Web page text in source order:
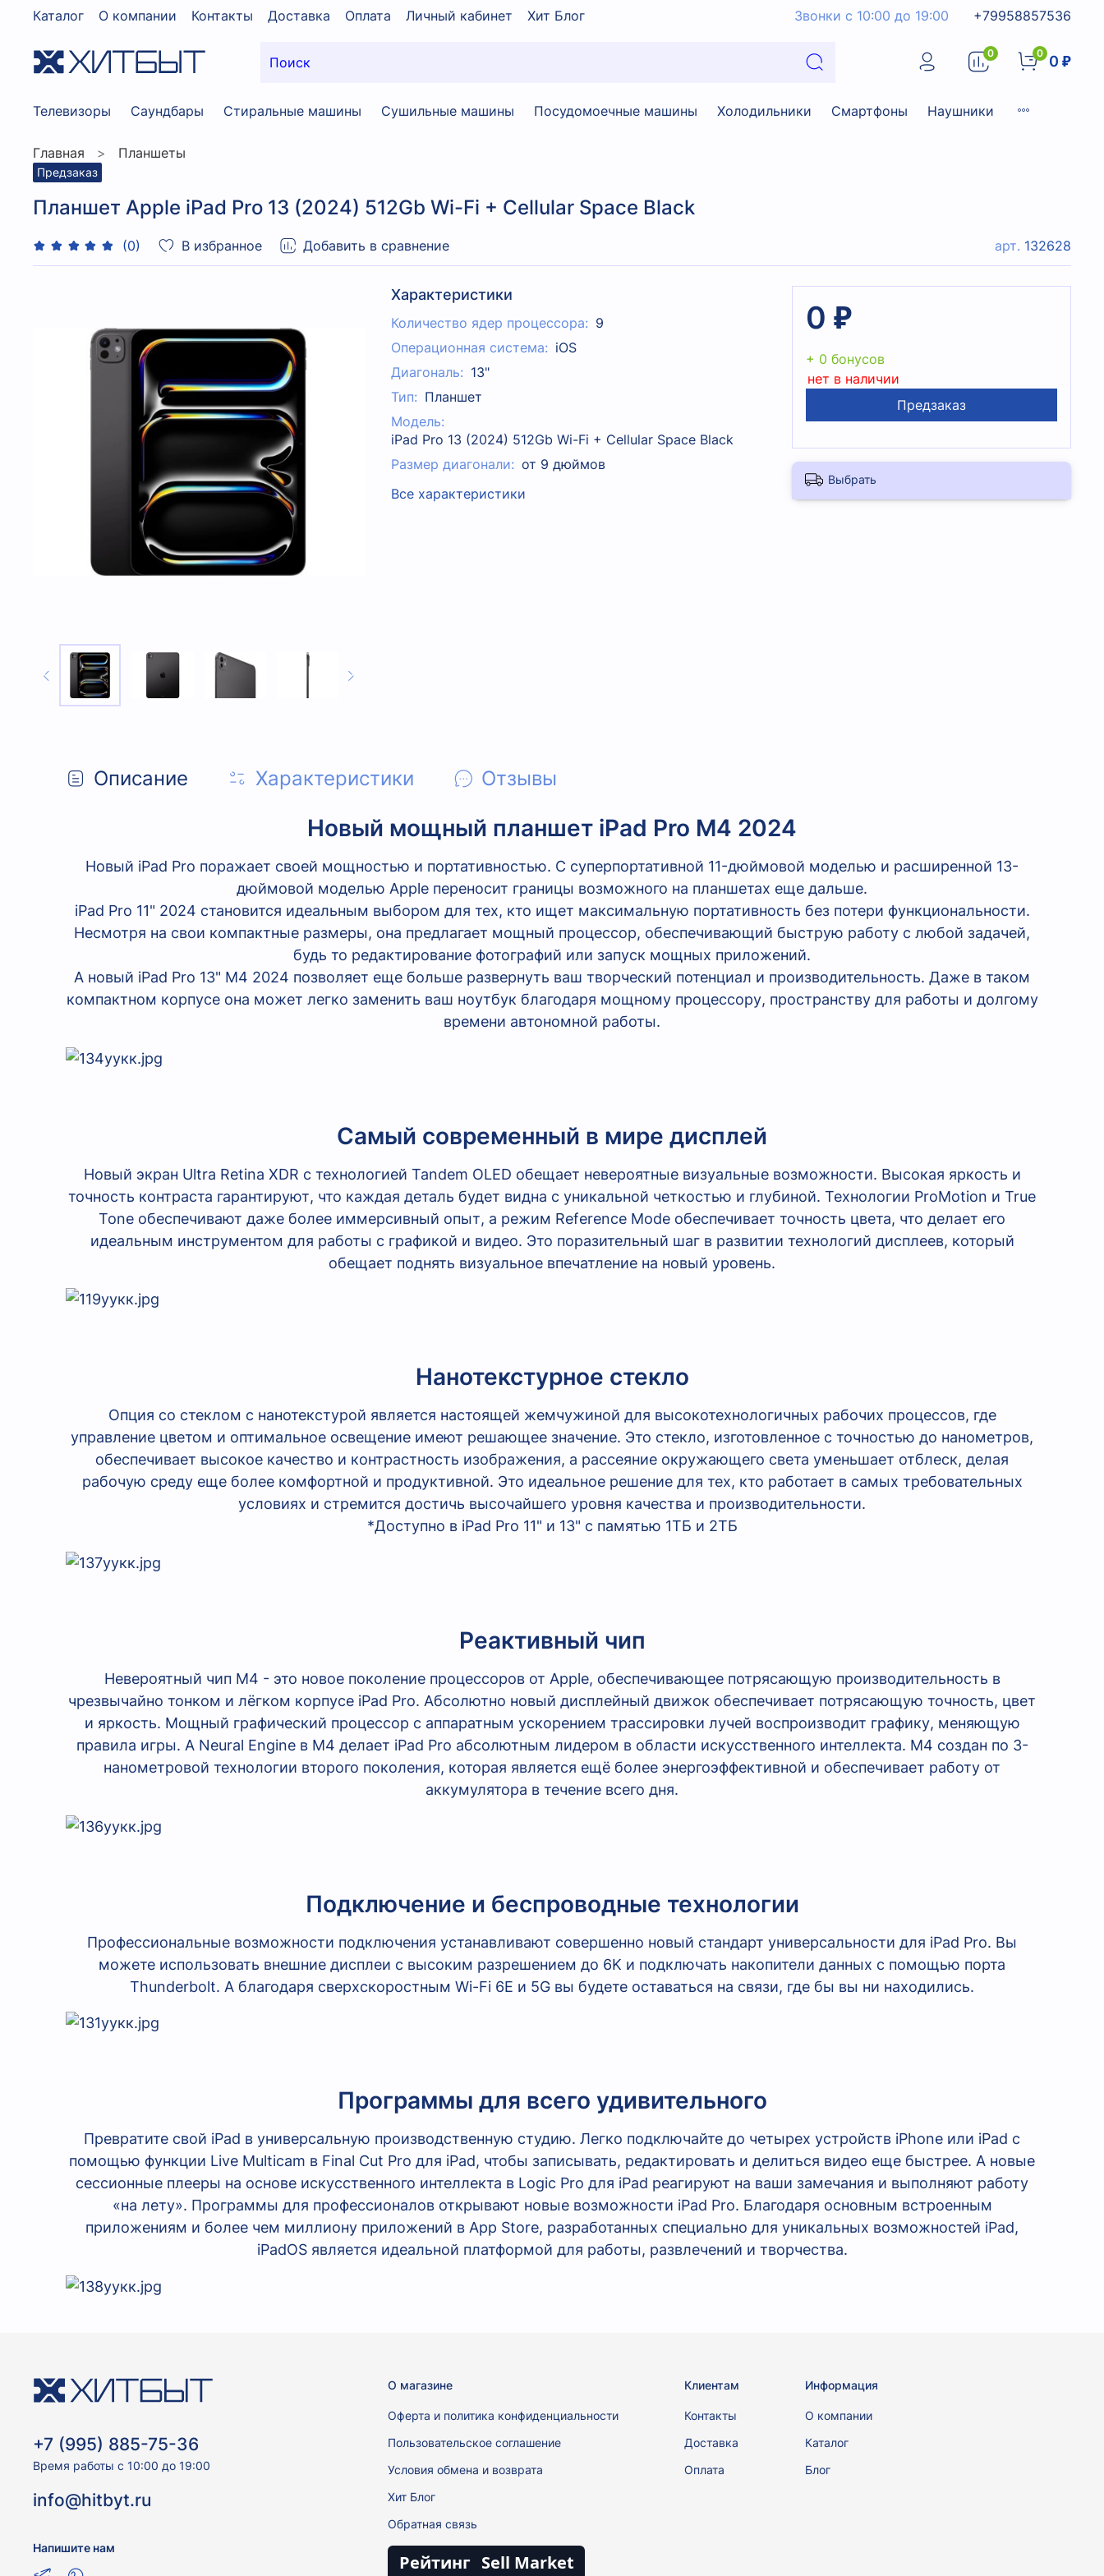
Каталог О компании Контакты Доставка Оплата Личный кабинет Хит Блог Звонки с 10:00 до 19:00 +79958857536
0 0 0 ₽
Телевизоры Саундбары Стиральные машины Сушильные машины Посудомоечные машины Холодильники Смартфоны Наушники
Главная Планшеты
Предзаказ
Планшет Apple iPad Pro 13 (2024) 512Gb Wi-Fi + Cellular Space Black
(0) В избранное Добавить в сравнение арт. 132628
Характеристики
Количество ядер процессора: 9
Операционная система: iOS
Диагональ: 13"
Тип: Планшет
Модель:
iPad Pro 13 (2024) 512Gb Wi-Fi + Cellular Space Black
Размер диагонали: от 9 дюймов
Все характеристики
0 ₽
+ 0 бонусов
нет в наличии
Предзаказ
Выбрать
Описание Характеристики Отзывы
Новый мощный планшет iPad Pro М4 2024
Новый iPad Pro поражает своей мощностью и портативностью. С суперпортативной 11-дюймовой моделью и расширенной 13-
дюймовой моделью Apple переносит границы возможного на планшетах еще дальше.
iPad Pro 11" 2024 становится идеальным выбором для тех, кто ищет максимальную портативность без потери функциональности.
Несмотря на свои компактные размеры, она предлагает мощный процессор, обеспечивающий быструю работу с любой задачей,
будь то редактирование фотографий или запуск мощных приложений.
А новый iPad Pro 13" M4 2024 позволяет еще больше развернуть ваш творческий потенциал и производительность. Даже в таком
компактном корпусе она может легко заменить ваш ноутбук благодаря мощному процессору, пространству для работы и долгому
времени автономной работы.
Самый современный в мире дисплей
Новый экран Ultra Retina XDR с технологией Tandem OLED обещает невероятные визуальные возможности. Высокая яркость и
точность контраста гарантируют, что каждая деталь будет видна с уникальной четкостью и глубиной. Технологии ProMotion и True
Tone обеспечивают даже более иммерсивный опыт, а режим Reference Mode обеспечивает точность цвета, что делает его
идеальным инструментом для работы с графикой и видео. Это поразительный шаг в развитии технологий дисплеев, который
обещает поднять визуальное впечатление на новый уровень.
Нанотекстурное стекло
Опция со стеклом с нанотекстурой является настоящей жемчужиной для высокотехнологичных рабочих процессов, где
управление цветом и оптимальное освещение имеют решающее значение. Это стекло, изготовленное с точностью до нанометров,
обеспечивает высокое качество и контрастность изображения, а рассеяние окружающего света уменьшает отблеск, делая
рабочую среду еще более комфортной и продуктивной. Это идеальное решение для тех, кто работает в самых требовательных
условиях и стремится достичь высочайшего уровня качества и производительности.
*Доступно в iPad Pro 11" и 13" с памятью 1ТБ и 2ТБ
Реактивный чип
Невероятный чип M4 - это новое поколение процессоров от Apple, обеспечивающее потрясающую производительность в
чрезвычайно тонком и лёгком корпусе iPad Pro. Абсолютно новый дисплейный движок обеспечивает потрясающую точность, цвет
и яркость. Мощный графический процессор с аппаратным ускорением трассировки лучей воспроизводит графику, меняющую
правила игры. А Neural Engine в M4 делает iPad Pro абсолютным лидером в области искусственного интеллекта. M4 создан по 3-
нанометровой технологии второго поколения, которая является ещё более энергоэффективной и обеспечивает работу от
аккумулятора в течение всего дня.
Подключение и беспроводные технологии
Профессиональные возможности подключения устанавливают совершенно новый стандарт универсальности для iPad Pro. Вы
можете использовать внешние дисплеи с высоким разрешением до 6K и подключать накопители данных с помощью порта
Thunderbolt. А благодаря сверхскоростным Wi-Fi 6E и 5G вы будете оставаться на связи, где бы вы ни находились.
Программы для всего удивительного
Превратите свой iPad в универсальную производственную студию. Легко подключайте до четырех устройств iPhone или iPad с
помощью функции Live Multicam в Final Cut Pro для iPad, чтобы записывать, редактировать и делиться видео еще быстрее. А новые
сессионные плееры на основе искусственного интеллекта в Logic Pro для iPad реагируют на ваши замечания и выполняют работу
«на лету». Программы для профессионалов открывают новые возможности iPad Pro. Благодаря основным встроенным
приложениям и более чем миллиону приложений в App Store, разработанных специально для уникальных возможностей iPad,
iPadOS является идеальной платформой для работы, развлечений и творчества.
О магазине
Оферта и политика конфиденциальности
Пользовательское соглашение
Условия обмена и возврата
Хит Блог
Обратная связь
Клиентам
Контакты
Доставка
Оплата
Информация
О компании
Каталог
Блог
Рейтинг Sell Market
+7 (995) 885-75-36
Время работы с 10:00 до 19:00
info@hitbyt.ru
Напишите нам